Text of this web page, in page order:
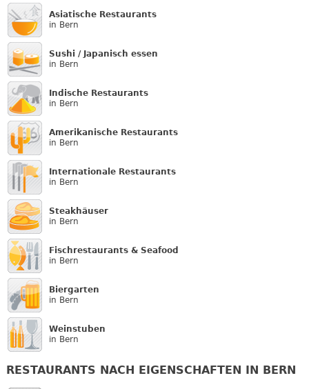
Asiatische Restaurants
in Bern
Sushi / Japanisch essen
in Bern
Indische Restaurants
in Bern
Amerikanische Restaurants
in Bern
Internationale Restaurants
in Bern
Steakhäuser
in Bern
Fischrestaurants & Seafood
in Bern
Biergarten
in Bern
Weinstuben
in Bern
RESTAURANTS NACH EIGENSCHAFTEN IN BERN